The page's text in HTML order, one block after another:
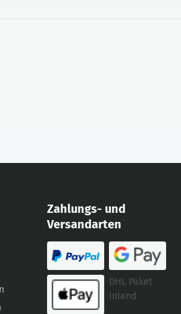
Zahlungs- und
Versandarten
DHL Paket
Inland